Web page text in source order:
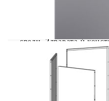
среди. Здравата ѝ
издържа на удар и
подходяща както за
и за декоративно
пространство:
широка и висока, за да
количество почва и да